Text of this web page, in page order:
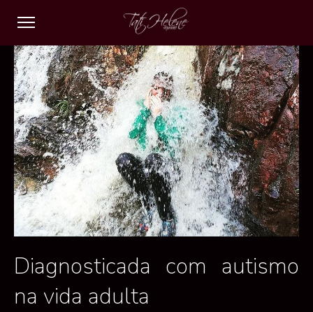
Diagnosticada com autismo
na vida adulta